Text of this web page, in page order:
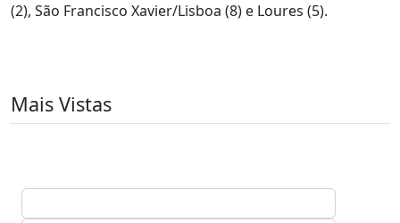
(2), São Francisco Xavier/Lisboa (8) e Loures (5).
Mais Vistas